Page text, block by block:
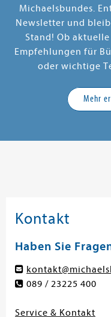
Michaelsbundes.
Newsletter und
Stand! Ob
Empfehlungen für
oder wichtige
Mehr
Kontakt
Haben Sie
089 / 23225 400
Service & Kontakt